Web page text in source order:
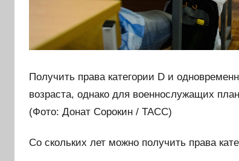
Получить права категории D и
возраста, однако для военнослужащих
(Фото: Донат Сорокин / ТАСС)
Со скольких лет можно получить права